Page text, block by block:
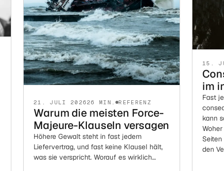
21. JULI 202626 MIN. REFERENZ
Warum die meisten Force-
Majeure-Klauseln versagen
Höhere Gewalt steht in fast jedem
Liefervertrag, und fast keine Klausel hält,
was sie verspricht. Worauf es wirklich
15.
im
Fast
kann
den